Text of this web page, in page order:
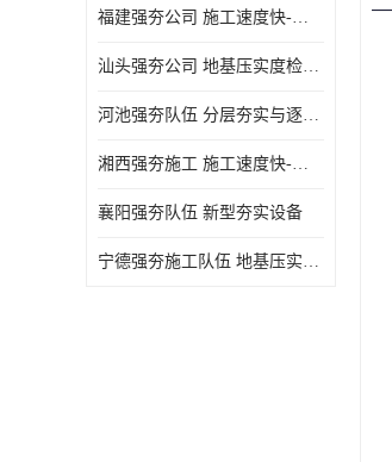
福建强夯公司 施工速度快-施耐用性强
汕头强夯公司 地基压实度检测方法与标准
河池强夯队伍 分层夯实与逐层检测技术
湘西强夯施工 施工速度快-施耐用性强
襄阳强夯队伍 新型夯实设备
宁德强夯施工队伍 地基压实度检测方法与标准